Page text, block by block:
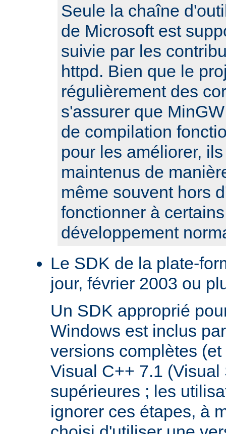
Seule la chaîne
de Microsoft est
suivie par les
httpd. Bien que le
régulièrement des
s'assurer que
de compilation
pour les améliorer,
maintenus de
même souvent hors
fonctionner à
développement
Le SDK de la plate-
jour, février 2003 ou
Un SDK approprié
Windows est inclus
versions complètes
Visual C++ 7.1
supérieures ; les
ignorer ces étapes, à